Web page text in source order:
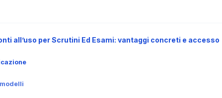
all’uso per Scrutini Ed Esami: vantaggi concreti e accesso